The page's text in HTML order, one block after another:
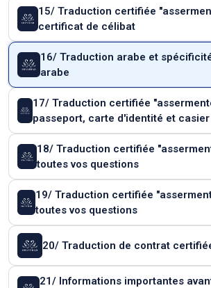
15/ Traduction certifiée
certificat de célibat
16/ Traduction arabe et
arabe
17/ Traduction certifiée
passeport, carte d'identité et
18/ Traduction certifiée
toutes vos questions
19/ Traduction certifiée
toutes vos questions
20/ Traduction de contrat
21/ Informations importantes